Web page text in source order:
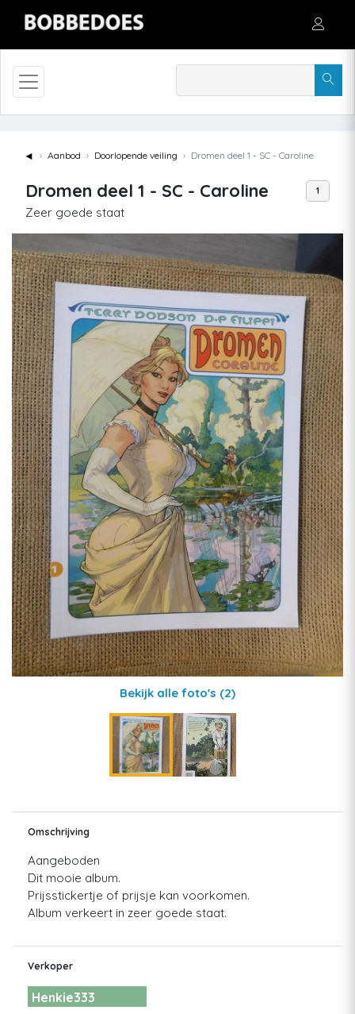
◄ Aanbod Doorlopende veiling Dromen deel 1 - SC - Caroline
Dromen deel 1 - SC - Caroline
Zeer goede staat
1
Bekijk alle foto's (2)
Omschrijving
Aangeboden
Dit mooie album.
Prijsstickertje of prijsje kan voorkomen.
Album verkeert in zeer goede staat.
Verkoper
Henkie333